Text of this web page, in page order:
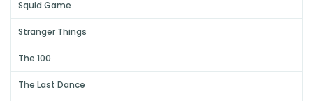
Squid Game
Stranger Things
The 100
The Last Dance